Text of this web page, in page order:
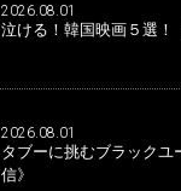
2026.08.01
泣ける！韓国映画５選！
2026.08.01
タブーに挑むブラックユ
信》